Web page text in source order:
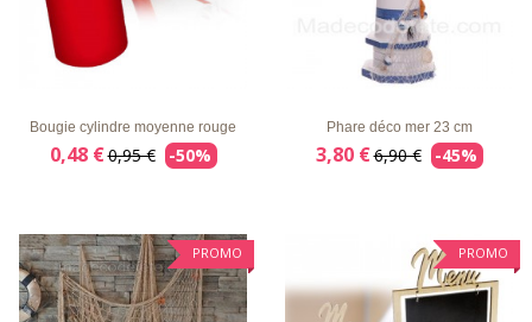
LISTE
APERÇU
Bougie cylindre moyenne rouge
0,48 €0,95 € -50%
APERÇU
RAPIDE
Phare déco mer 23 cm
3,80 €6,90 € -45%
PROMO PROMO